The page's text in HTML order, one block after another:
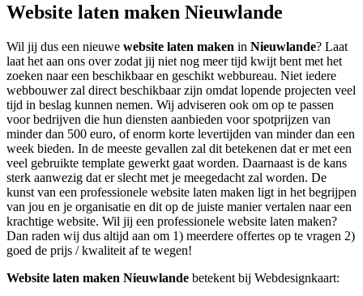
Website laten maken Nieuwlande
Wil jij dus een nieuwe website laten maken in Nieuwlande? Laat
laat het aan ons over zodat jij niet nog meer tijd kwijt bent met het
zoeken naar een beschikbaar en geschikt webbureau. Niet iedere
webbouwer zal direct beschikbaar zijn omdat lopende projecten veel
tijd in beslag kunnen nemen. Wij adviseren ook om op te passen
voor bedrijven die hun diensten aanbieden voor spotprijzen van
minder dan 500 euro, of enorm korte levertijden van minder dan een
week bieden. In de meeste gevallen zal dit betekenen dat er met een
veel gebruikte template gewerkt gaat worden. Daarnaast is de kans
sterk aanwezig dat er slecht met je meegedacht zal worden. De
kunst van een professionele website laten maken ligt in het begrijpen
van jou en je organisatie en dit op de juiste manier vertalen naar een
krachtige website. Wil jij een professionele website laten maken?
Dan raden wij dus altijd aan om 1) meerdere offertes op te vragen 2)
goed de prijs / kwaliteit af te wegen!
Website laten maken Nieuwlande betekent bij Webdesignkaart: